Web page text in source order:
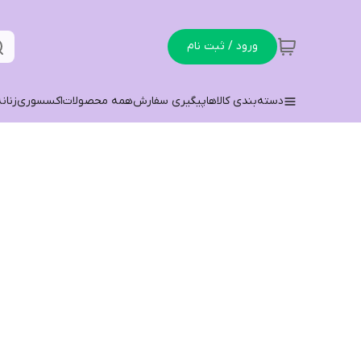
ورود / ثبت نام
دسته‌بندی کالاهاپیگیری سفارشهمه محصولاتاکسسوری